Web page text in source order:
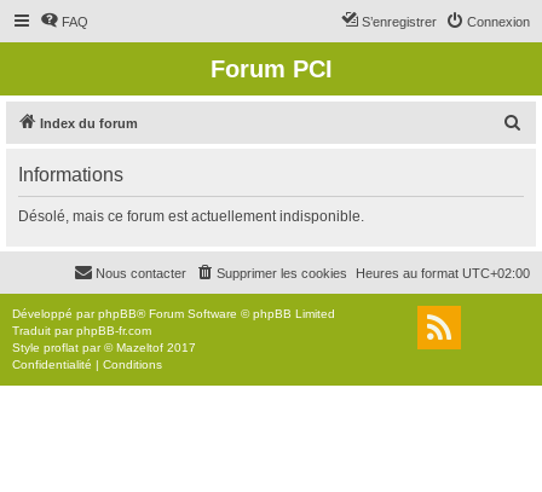
FAQ Connexion
S’enregistrer
Forum PCI
Index du forum
r
c
r
Informations
Désolé, mais ce forum est actuellement indisponible.
Heures au format UTC+02:00
Supprimer les cookies
Nous contacter
Développé parphpBB® Forum Software © phpBB Limited
Traduit parphpBB-fr.com
Style proflat par ©Mazeltof 2017
Confidentialité | Conditions